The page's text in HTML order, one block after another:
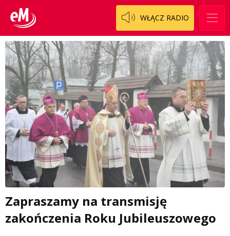
WŁĄCZ RADIO
Zapraszamy na transmisję
zakończenia Roku Jubileuszowego